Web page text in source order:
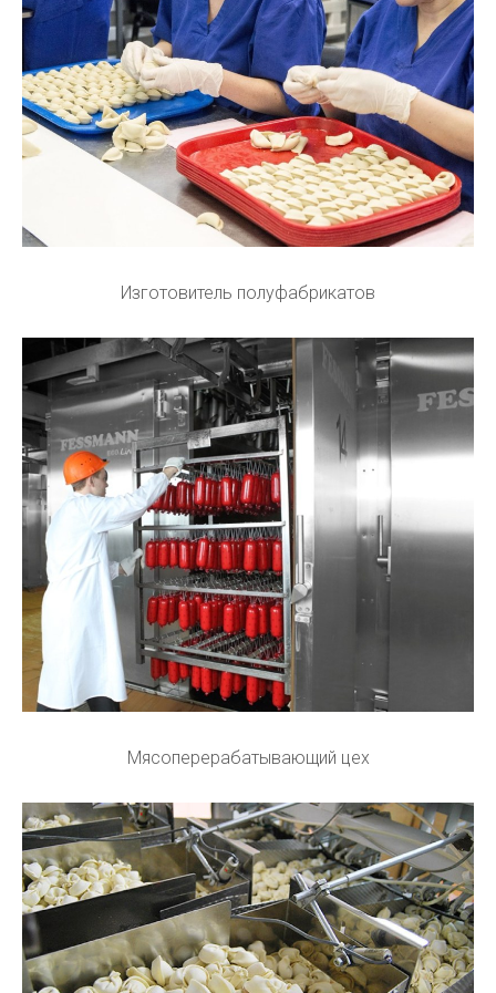
Изготовитель полуфабрикатов
Мясоперерабатывающий цех